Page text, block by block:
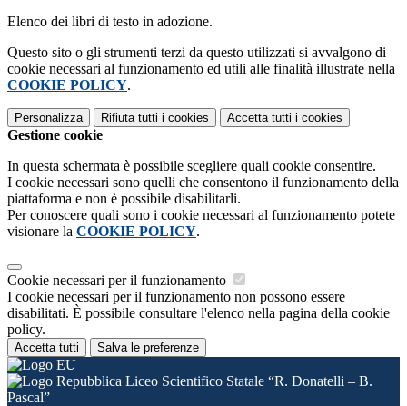
Elenco dei libri di testo in adozione.
Questo sito o gli strumenti terzi da questo utilizzati si avvalgono di
cookie necessari al funzionamento ed utili alle finalità illustrate nella
COOKIE POLICY.
Personalizza Rifiuta tutti i cookies Accetta tutti i cookies
Gestione cookie
In questa schermata è possibile scegliere quali cookie consentire.
I cookie necessari sono quelli che consentono il funzionamento della
piattaforma e non è possibile disabilitarli.
Per conoscere quali sono i cookie necessari al funzionamento potete
visionare la COOKIE POLICY.
Cookie necessari per il funzionamento
I cookie necessari per il funzionamento non possono essere
disabilitati. È possibile consultare l'elenco nella pagina della cookie
policy.
Accetta tutti Salva le preferenze
Liceo Scientifico Statale “R. Donatelli – B.
Pascal”